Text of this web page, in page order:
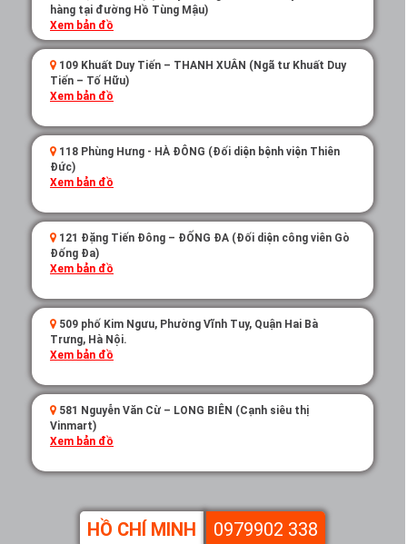
hàng tại đường Hồ Tùng Mậu)
Xem bản đồ
109 Khuất Duy Tiến – THANH XUÂN (Ngã tư Khuất Duy
Tiến – Tố Hữu)
Xem bản đồ
118 Phùng Hưng - HÀ ĐÔNG (Đối diện bệnh viện Thiên
Đức)
Xem bản đồ
121 Đặng Tiến Đông – ĐỐNG ĐA (Đối diện công viên Gò
Đống Đa)
Xem bản đồ
509 phố Kim Ngưu, Phường Vĩnh Tuy, Quận Hai Bà
Trưng, Hà Nội.
Xem bản đồ
581 Nguyễn Văn Cừ – LONG BIÊN (Cạnh siêu thị
Vinmart)
Xem bản đồ
HỒ CHÍ MINH 0979902 338